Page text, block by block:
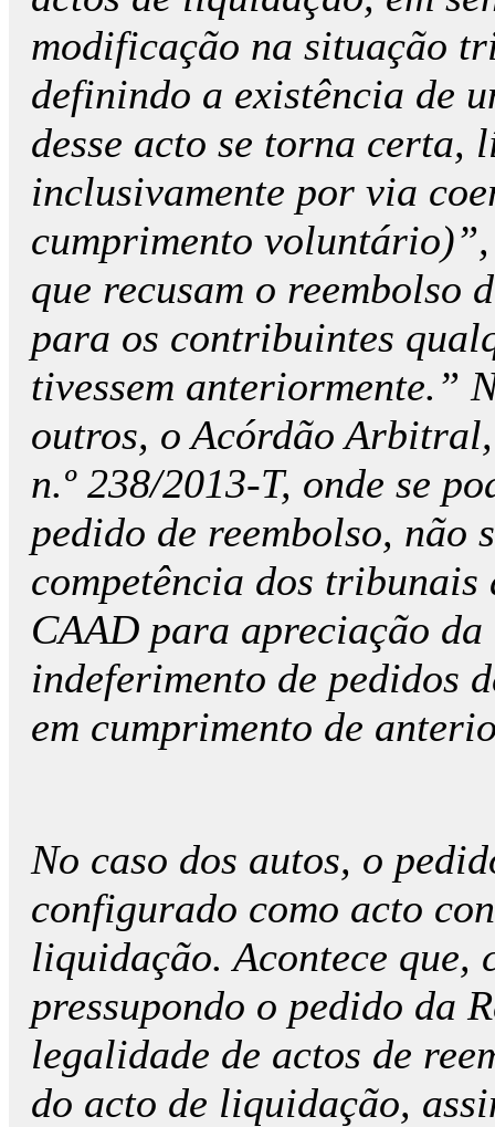
modificação na situação
definindo a existência de
desse acto se torna certa,
inclusivamente por via
cumprimento voluntário)”,
que recusam o reembolso
para os contribuintes
tivessem anteriormente.”
outros, o Acórdão
n.º 238/2013-T, onde se
pedido de reembolso, não
competência dos
CAAD para apreciação
indeferimento de pedidos
em cumprimento de
No caso dos autos, o
configurado como acto
liquidação. Acontece
pressupondo o pedido da
legalidade de actos de
do acto de liquidação,